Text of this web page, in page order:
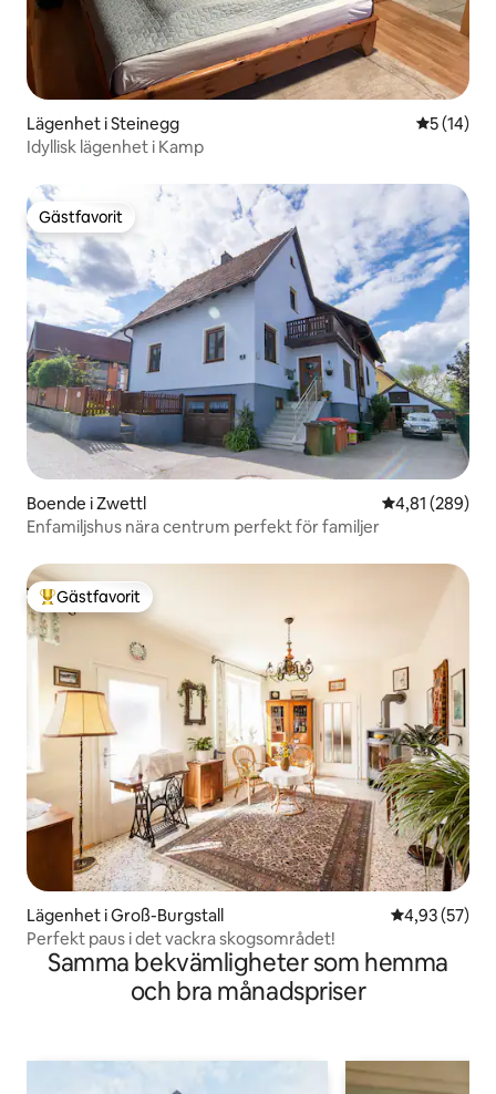
Lägenhet i Steinegg 5 av 5 i
5 (14)
Idyllisk lägenhet i Kamp
Gästfavorit
Gästfavorit
Boende i Zwettl 4,81 av 5 i
4,81 (289)
Enfamiljshus nära centrum perfekt för familjer
Populär gästfavorit
Gästfavorit
Lägenhet i Groß-Burgstall 4,93 av 5 i
4,93 (57)
Perfekt paus i det vackra skogsområdet!
Samma bekvämligheter som hemma
och bra månadspriser